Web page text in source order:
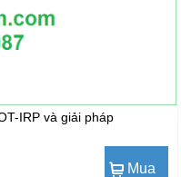
IRP và giải pháp
Mua